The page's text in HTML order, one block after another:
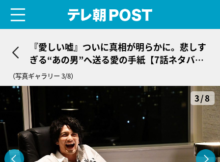
『愛しい嘘』ついに真相が明らかに。悲しす
ぎる“あの男”へ送る愛の手紙【7話ネタバレ
有り】
（写真ギャラリー 3/8）
3/8